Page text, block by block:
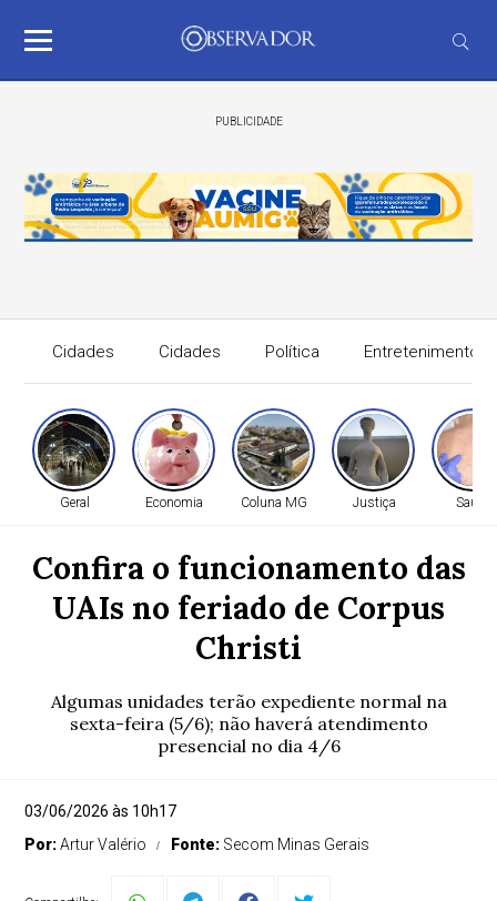
PUBLICIDADE
Cidades Cidades Política Entretenimento
Geral Economia Coluna MG Justiça Saúde
Confira o funcionamento das
UAIs no feriado de Corpus
Christi
Algumas unidades terão expediente normal na
sexta-feira (5/6); não haverá atendimento
presencial no dia 4/6
03/06/2026 às 10h17
Por:Artur Valério Fonte: Secom Minas Gerais